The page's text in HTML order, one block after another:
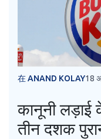
在 ANAND KOLAY18
कानूनी
तीन दशक